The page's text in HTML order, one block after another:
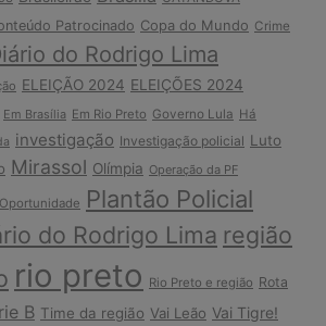
Patrocinado Copa do Mundo Crime
do Rodrigo Lima
ELEIÇÃO 2024 ELEIÇÕES 2024
Em Brasília Em Rio Preto Governo Lula Há
investigação Investigação policial Luto
Mirassol Olímpia Operação da PF
Oportunidade Plantão Policial
do Rodrigo Lima região
rio preto Rio Preto e região Rota
B Time da região Vai Leão Vai Tigre!